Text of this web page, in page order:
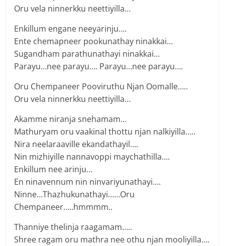
Oru vela ninnerkku neettiyilla…
Enkillum engane neeyarinju….
Ente chemapneer pookunathay ninakkai…
Sugandham parathunathayi ninakkai…
Parayu…nee parayu…. Parayu…nee parayu….
Oru Chempaneer Pooviruthu Njan Oomalle…..
Oru vela ninnerkku neettiyilla…
Akamme niranja snehamam…
Mathuryam oru vaakinal thottu njan nalkiyilla…..
Nira neelaraaville ekandathayil….
Nin mizhiyille nannavoppi maychathilla….
Enkillum nee arinju…
En ninavennum nin ninvariyunathayi….
Ninne…Thazhukunathayi……Oru
Chempaneer…..hmmmm..
Thanniye thelinja raagamam…..
Shree ragam oru mathra nee othu njan mooliyilla….